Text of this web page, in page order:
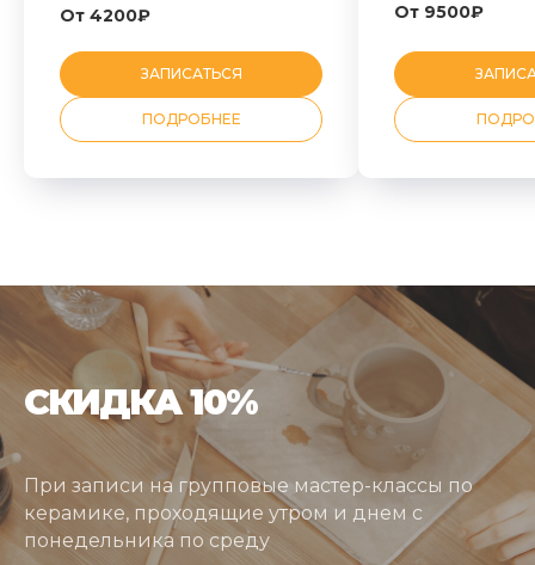
От 4200₽
ЗАПИСАТЬСЯ
ПОДРОБНЕЕ
От 9500₽
СКИДКА 10%
При записи на групповые мастер-классы по
керамике, проходящие утром и днем с
понедельника по среду